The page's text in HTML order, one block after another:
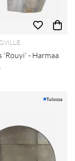
'Rouyi' - Harmaa
hinta
Tulossa